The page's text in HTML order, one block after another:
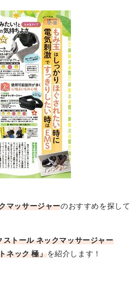
マッサージャーのおすすめを探して
ストール ネックマッサージャー
ネック 極」を紹介します！
クマッサー
〜